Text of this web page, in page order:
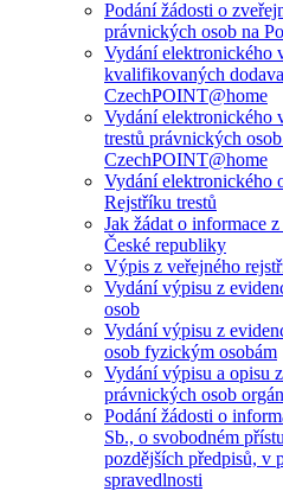
Podání žádosti o
právnických osob na
Vydání elektronického
kvalifikovaných
CzechPOINT@home
Vydání elektronického
trestů právnických
CzechPOINT@home
Vydání elektronického
Rejstříku trestů
Jak žádat o informace
České republiky
Výpis z veřejného
Vydání výpisu z
osob
Vydání výpisu z
osob fyzickým osobám
Vydání výpisu a opisu
právnických osob
Podání žádosti o
Sb., o svobodném
pozdějších předpisů, v
spravedlnosti